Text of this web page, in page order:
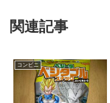
関連記事
コンビニ